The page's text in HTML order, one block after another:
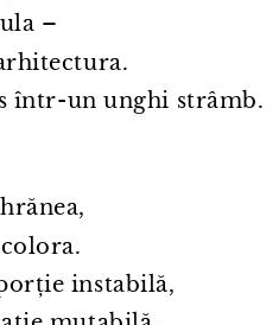
–
într⁠-⁠un unghi strâmb.
instabilă,